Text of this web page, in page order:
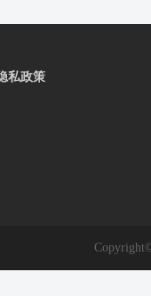
私政策